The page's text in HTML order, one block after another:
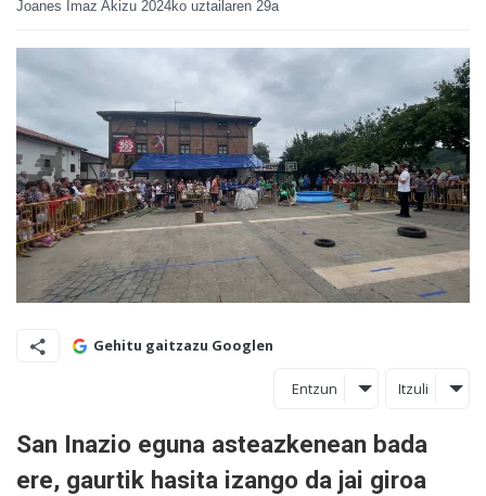
Joanes Imaz Akizu 2024ko uztailaren 29a
Gehitu gaitzazu Googlen
Entzun Itzuli
San Inazio eguna asteazkenean bada
ere, gaurtik hasita izango da jai giroa